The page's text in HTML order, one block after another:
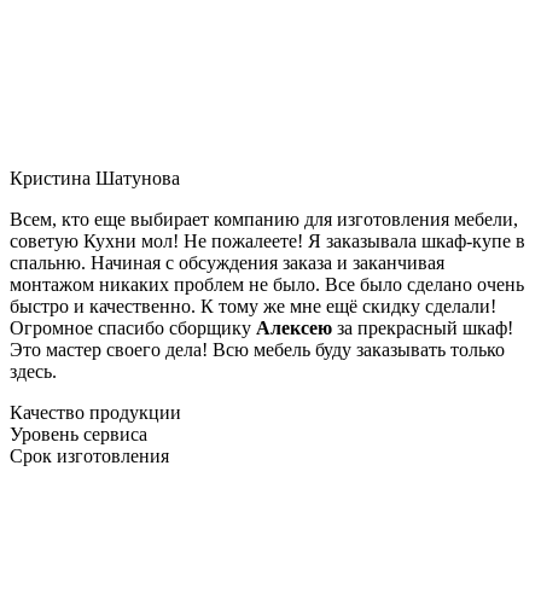
Кристина Шатунова
Всем, кто еще выбирает компанию для изготовления мебели,
советую Кухни мол! Не пожалеете! Я заказывала шкаф-купе в
спальню. Начиная с обсуждения заказа и заканчивая
монтажом никаких проблем не было. Все было сделано очень
быстро и качественно. К тому же мне ещё скидку сделали!
Огромное спасибо сборщику Алексею за прекрасный шкаф!
Это мастер своего дела! Всю мебель буду заказывать только
здесь.
Качество продукции
Уровень сервиса
Срок изготовления